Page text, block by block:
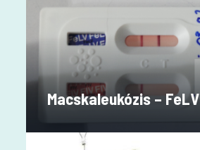
Macskaleukózis – FeLV